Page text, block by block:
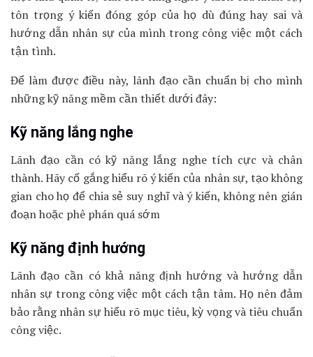
tôn trọng ý kiến đóng góp của họ dù đúng hay sai và
hướng dẫn nhân sự của mình trong công việc một cách
tận tình.
Để làm được điều này, lãnh đạo cần chuẩn bị cho mình
những kỹ năng mềm cần thiết dưới đây:
Kỹ năng lắng nghe
Lãnh đạo cần có kỹ năng lắng nghe tích cực và chân
thành. Hãy cố gắng hiểu rõ ý kiến của nhân sự, tạo không
gian cho họ để chia sẻ suy nghĩ và ý kiến, không nên gián
đoạn hoặc phê phán quá sớm
Kỹ năng định hướng
Lãnh đạo cần có khả năng định hướng và hướng dẫn
nhân sự trong công việc một cách tận tâm. Họ nên đảm
bảo rằng nhân sự hiểu rõ mục tiêu, kỳ vọng và tiêu chuẩn
công việc.